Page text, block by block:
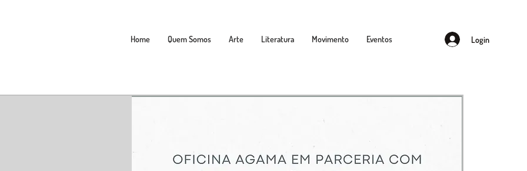
Home Quem Somos Arte Literatura Movimento Eventos Login